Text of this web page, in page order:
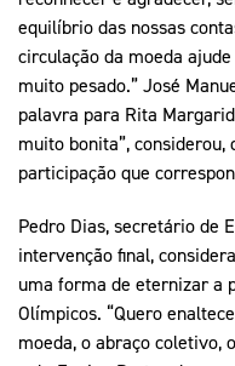
equilíbrio das nossas
circulação da moeda
muito pesado.” José
palavra para Rita
muito bonita”, considerou,
participação que
Pedro Dias, secretário de
intervenção final,
uma forma de eternizar a
Olímpicos. “Quero
moeda, o abraço coletivo,